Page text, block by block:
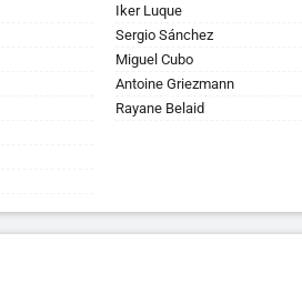
Iker Luque
Sergio Sánchez
Miguel Cubo
Antoine Griezmann
Rayane Belaid